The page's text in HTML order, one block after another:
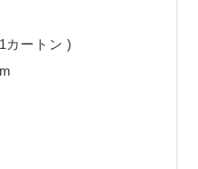
カートン )